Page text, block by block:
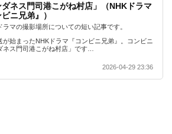
ダネス門司港こがね村店」（NHKドラマ
ビニ兄弟』）
ラマの撮影場所についての短い記事です。
が始まったNHKドラマ『コンビニ兄弟』。コンビニ
ネス門司港こがね村店」です…
2026-04-29 23:36